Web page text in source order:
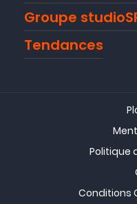
Groupe
Tendances
Politique
Conditions